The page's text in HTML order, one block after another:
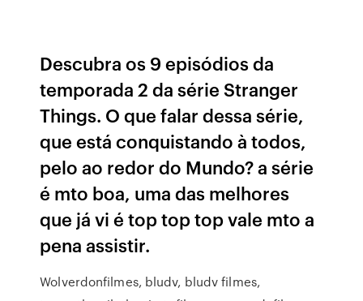
Descubra os 9 episódios da
temporada 2 da série Stranger
Things. O que falar dessa série,
que está conquistando à todos,
pelo ao redor do Mundo? a série
é mto boa, uma das melhores
que já vi é top top top vale mto a
pena assistir.
Wolverdonfilmes, bludv, bludv filmes,